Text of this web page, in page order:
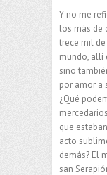
Y no me
los más de
trece mil
mundo, allí
sino
por amor a
¿Qué
que
acto
demás? El
san